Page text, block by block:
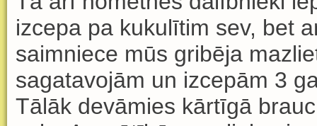
izcepa pa kukulītim sev, bet
saimniece mūs gribēja
sagatavojām un izcepām 3
Tālāk devāmies kārtīgā